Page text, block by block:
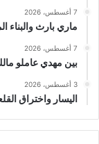
7 أغسطس، 2026
ماري بارث والبناء
7 أغسطس، 2026
بين مهدي عاملو
3 أغسطس، 2026
اليسار واختراق